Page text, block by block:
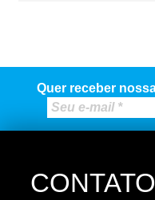
Quer receber
CONTATO